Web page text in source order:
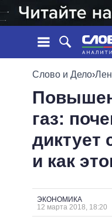
ЛЕНТА
СОБЫТИЯ
СТАТЬИ
МНЕНИЯ
ОБЗОРЫ
ДАЙДЖЕСТЫ
ВСЕ ПОЛИТИКИ
ПРЕЗИДЕНТ И
ВЕРХОВНАЯ
КАБИНЕТ
Слово и Дело›
газ:
диктует
и как
ЭКОНОМИКА
12 марта 2018, 18:20